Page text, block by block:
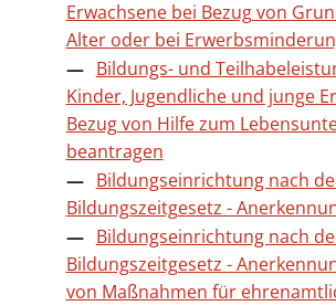
Erwachsene bei Bezug von
Alter oder bei
Bildungs- und
Kinder, Jugendliche und junge
Bezug von Hilfe zum
beantragen
Bildungseinrichtung nach
Bildungszeitgesetz -
Bildungseinrichtung nach
Bildungszeitgesetz -
von Maßnahmen für